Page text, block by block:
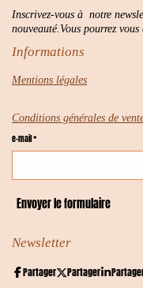
Inscrivez-vous à notre
nouveauté.Vous pourrez
Informations
Mentions légales
Conditions générales de
e-mail *
Envoyer le formulaire
Newsletter
Partager Partager